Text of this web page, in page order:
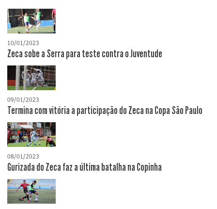
10/01/2023
Zeca sobe a Serra para teste contra o Juventude
09/01/2023
Termina com vitória a participação do Zeca na Copa São Paulo
08/01/2023
Gurizada do Zeca faz a última batalha na Copinha